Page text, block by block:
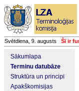
Svētdiena, 9. augusts Šī ir
Sākumlapa
Terminu datubāze
Struktūra un principi
Apakškomisijas